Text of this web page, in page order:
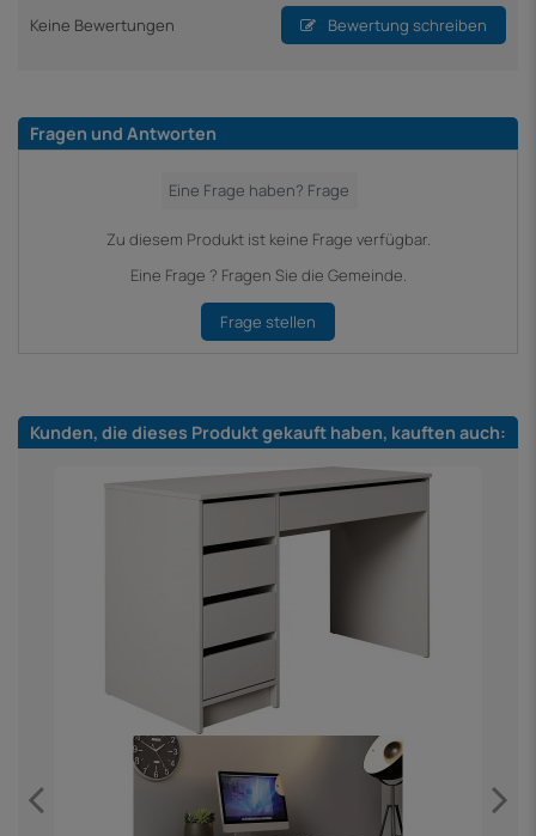
Keine Bewertungen Bewertung schreiben
Fragen und Antworten
Zu diesem Produkt ist keine Frage verfügbar.
Eine Frage ? Fragen Sie die Gemeinde.
Frage stellen
Kunden, die dieses Produkt gekauft haben, kauften auch: